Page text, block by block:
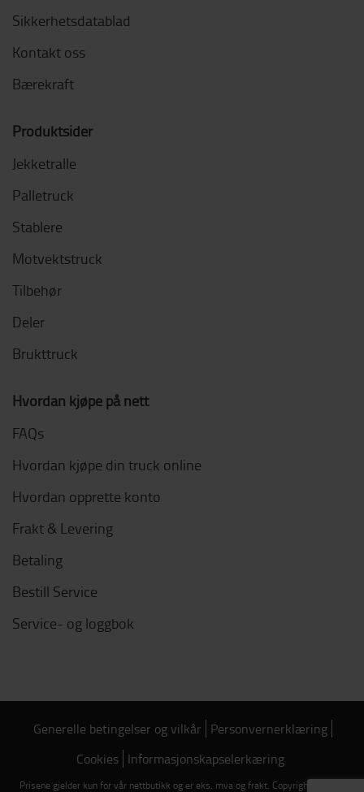
Sikkerhetsdatablad
Kontakt oss
Bærekraft
Produktsider
Jekketralle
Palletruck
Stablere
Motvektstruck
Tilbehør
Deler
Brukttruck
Hvordan kjøpe på nett
FAQs
Hvordan kjøpe din truck online
Hvordan opprette konto
Frakt & Levering
Betaling
Bestill Service
Service- og loggbok
Generelle betingelser og vilkår Personvernerklæring
Cookies Informasjonskapselerkæring
Prisene gjelder kun for vår nettbutikk og er eks. mva og frakt. Copyright © 2026